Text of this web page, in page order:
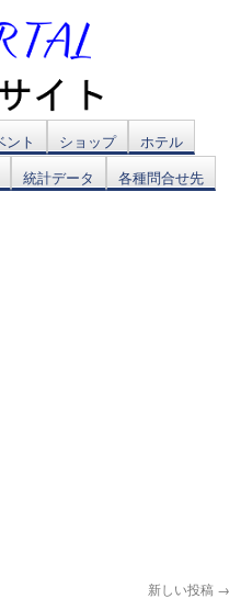
ント ショップ
ホテル
統計データ 各種問合せ先
新しい投稿 →